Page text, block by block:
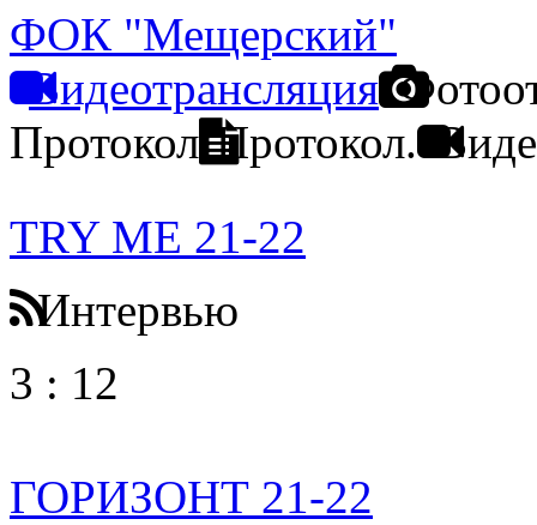
ФОК "Мещерский"
Видеотрансляция
Протокол Протокол.
TRY ME 21-22
Интервью
3 : 12
ГОРИЗОНТ 21-22